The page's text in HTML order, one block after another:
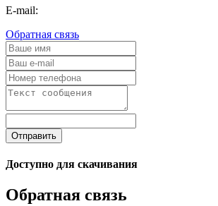
E-mail:
Обратная связь
Отправить
Доступно для скачивания
Обратная связь